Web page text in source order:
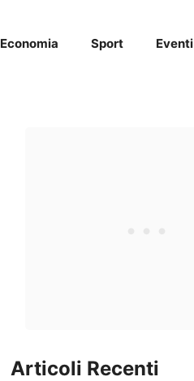
Economia Sport Eventi
Articoli Recenti